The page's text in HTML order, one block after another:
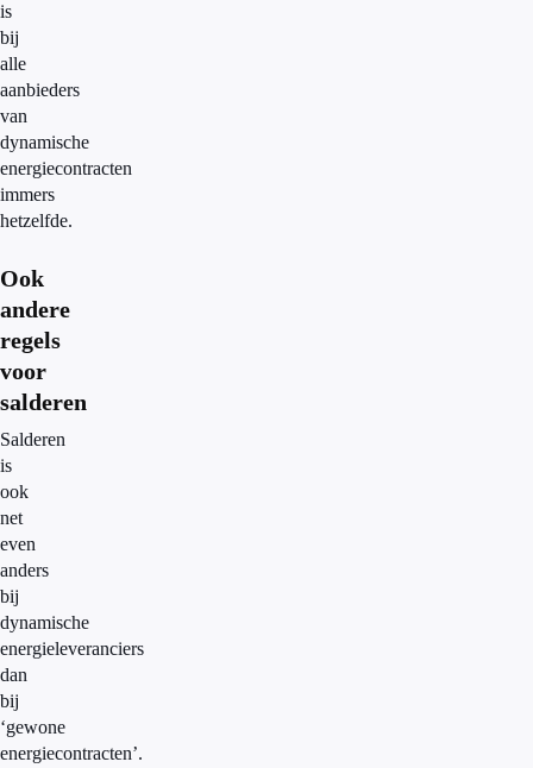
is
bij
alle
aanbieders
van
dynamische
energiecontracten
immers
hetzelfde.
Ook
andere
regels
voor
salderen
Salderen
is
ook
net
even
anders
bij
dynamische
energieleveranciers
dan
bij
‘gewone
energiecontracten’.